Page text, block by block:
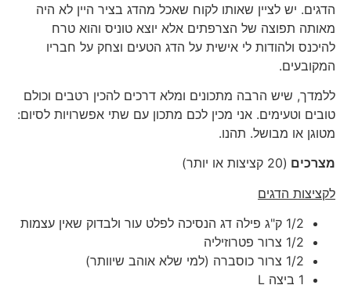
הדגים. יש לציין שאותו לקוח שאכל מהדג בציר היין לא היה
מאותה תפוצה של הצרפתים אלא יוצא טוניס והוא טרח
להיכנס ולהודות לי אישית על הדג הטעים וצחק על חבריו
המקובעים.
ללמדך, שיש הרבה מתכונים ומלא דרכים להכין רטבים וכולם
טובים וטעימים. אני מכין לכם מתכון עם שתי אפשרויות לסיום:
מטוגן או מבושל. תהנו.
מצרכים(20 קציצות או יותר)
לקציצות הדגים
1/2 ק"ג פילה דג הנסיכה לפלט עור ולבדוק שאין עצמות
1/2 צרור פטרוזיליה
1/2 צרור כוסברה (למי שלא אוהב שיוותר)
1 ביצה L